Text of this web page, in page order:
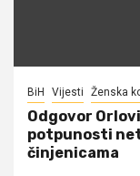
BiH Vijesti Ženska
Odgovor
potpunosti
činjenicama